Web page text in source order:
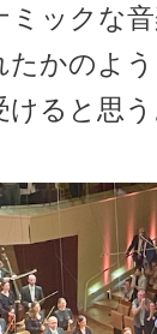
ミックな
たかのよ
けると思う